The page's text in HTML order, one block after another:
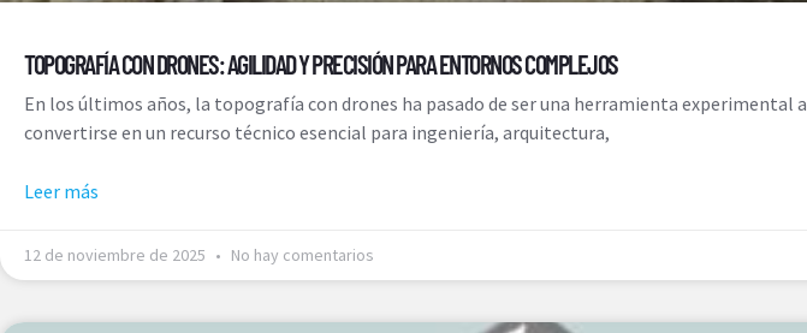
TOPOGRAFÍA CON DRONES: AGILIDAD Y PRECISIÓN PARA ENTORNOS COMPLEJOS
En los últimos años, la topografía con drones ha pasado de ser una herramienta experimental a
convertirse en un recurso técnico esencial para ingeniería, arquitectura,
Leer más
12 de noviembre de 2025 No hay comentarios